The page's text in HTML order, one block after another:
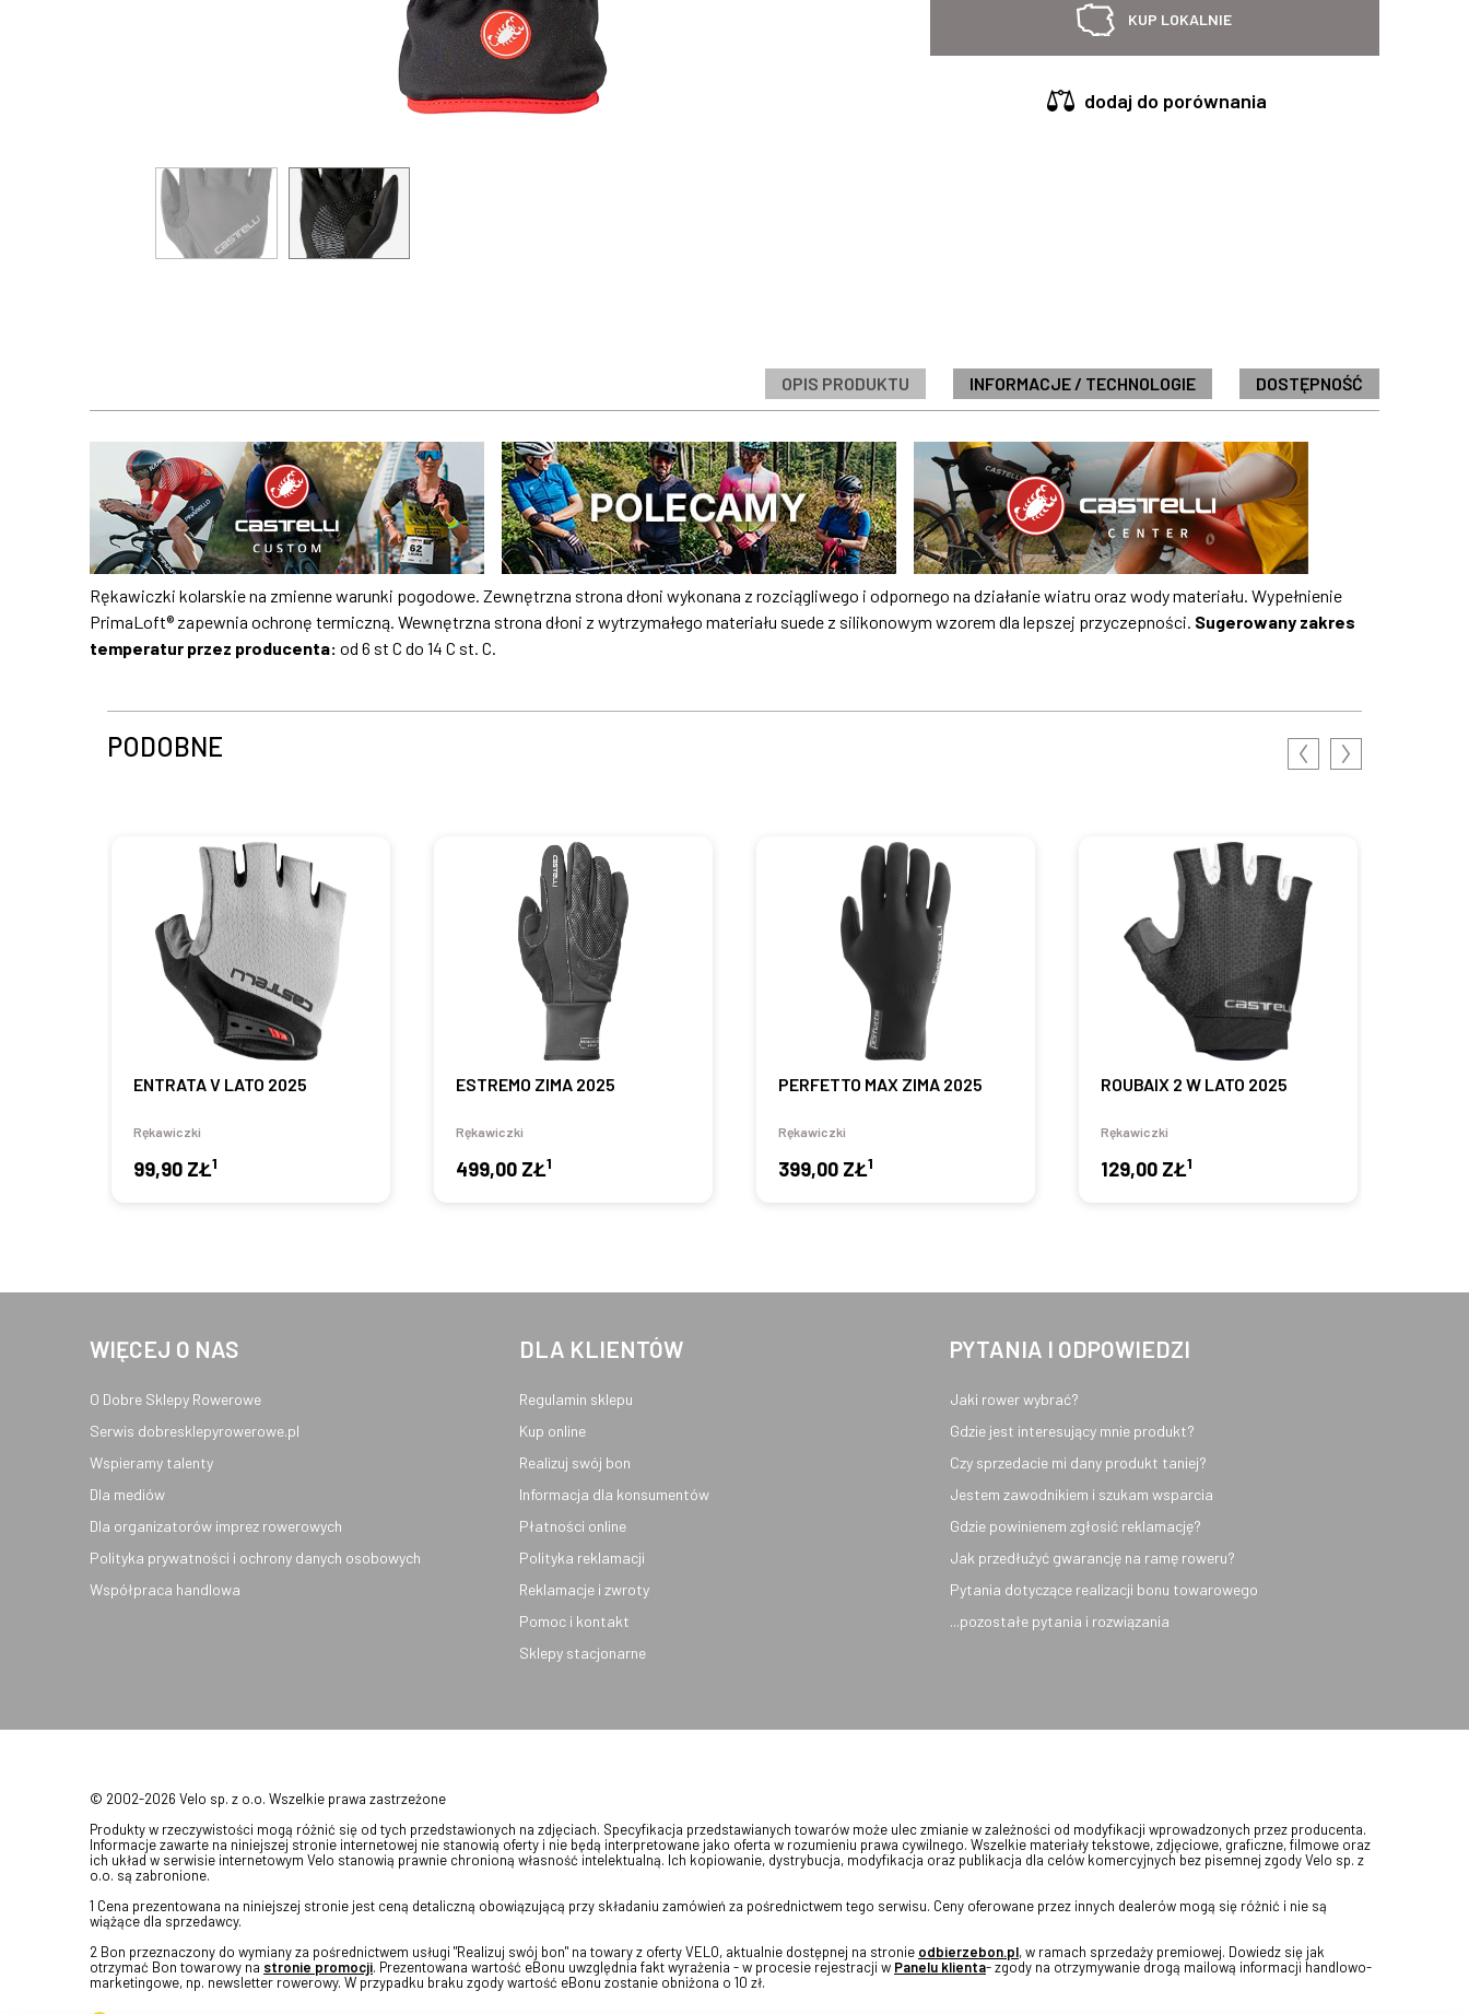
KUP LOKALNIE
dodaj do porównania
OPIS PRODUKTU INFORMACJE / TECHNOLOGIE DOSTĘPNOŚĆ
Rękawiczki kolarskie na zmienne warunki pogodowe. Zewnętrzna strona dłoni wykonana z rozciągliwego i odpornego na działanie wiatru oraz wody materiału. Wypełnienie
PrimaLoft® zapewnia ochronę termiczną. Wewnętrzna strona dłoni z wytrzymałego materiału suede z silikonowym wzorem dla lepszej przyczepności. Sugerowany zakres
temperatur przez producenta: od 6 st C do 14 C st. C.
PODOBNE
ENTRATA V LATO 2025
Rękawiczki
99,90 ZŁ1
ESTREMO ZIMA 2025
Rękawiczki
499,00 ZŁ1
PERFETTO MAX ZIMA 2025
Rękawiczki
399,00 ZŁ1
ROUBAIX 2 W LATO 2025
Rękawiczki
129,00 ZŁ1
WIĘCEJ O NAS
O Dobre Sklepy Rowerowe
Serwis dobresklepyrowerowe.pl
Wspieramy talenty
Dla mediów
Dla organizatorów imprez rowerowych
Polityka prywatności i ochrony danych osobowych
Współpraca handlowa
DLA KLIENTÓW
Regulamin sklepu
Kup online
Realizuj swój bon
Informacja dla konsumentów
Płatności online
Polityka reklamacji
Reklamacje i zwroty
Pomoc i kontakt
Sklepy stacjonarne
PYTANIA I ODPOWIEDZI
Jaki rower wybrać?
Gdzie jest interesujący mnie produkt?
Czy sprzedacie mi dany produkt taniej?
Jestem zawodnikiem i szukam wsparcia
Gdzie powinienem zgłosić reklamację?
Jak przedłużyć gwarancję na ramę roweru?
Pytania dotyczące realizacji bonu towarowego
...pozostałe pytania i rozwiązania
© 2002-2026 Velo sp. z o.o. Wszelkie prawa zastrzeżone
Produkty w rzeczywistości mogą różnić się od tych przedstawionych na zdjęciach. Specyfikacja przedstawianych towarów może ulec zmianie w zależności od modyfikacji wprowadzonych przez producenta.
Informacje zawarte na niniejszej stronie internetowej nie stanowią oferty i nie będą interpretowane jako oferta w rozumieniu prawa cywilnego. Wszelkie materiały tekstowe, zdjęciowe, graficzne, filmowe oraz
ich układ w serwisie internetowym Velo stanowią prawnie chronioną własność intelektualną. Ich kopiowanie, dystrybucja, modyfikacja oraz publikacja dla celów komercyjnych bez pisemnej zgody Velo sp. z
o.o. są zabronione.
1 Cena prezentowana na niniejszej stronie jest ceną detaliczną obowiązującą przy składaniu zamówień za pośrednictwem tego serwisu. Ceny oferowane przez innych dealerów mogą się różnić i nie są
wiążące dla sprzedawcy.
2 Bon przeznaczony do wymiany za pośrednictwem usługi "Realizuj swój bon" na towary z oferty VELO, aktualnie dostępnej na stronie odbierzebon.pl, w ramach sprzedaży premiowej. Dowiedz się jak
otrzymać Bon towarowy na stronie promocji. Prezentowana wartość eBonu uwzględnia fakt wyrażenia - w procesie rejestracji w Panelu klienta- zgody na otrzymywanie drogą mailową informacji handlowo-
marketingowe, np. newsletter rowerowy. W przypadku braku zgody wartość eBonu zostanie obniżona o 10 zł.